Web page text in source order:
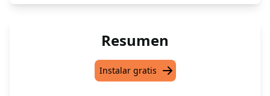
Resumen
Instalar gratis